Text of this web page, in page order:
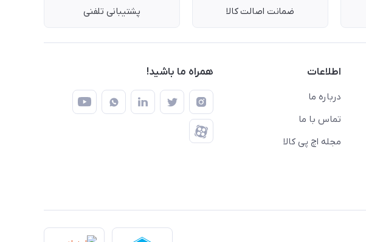
ضمانت اصالت کالا پشتیبانی تلفنی
اطلاعات
درباره ما
تماس با ما
مجله اچ پی کالا
همراه ما باشید!